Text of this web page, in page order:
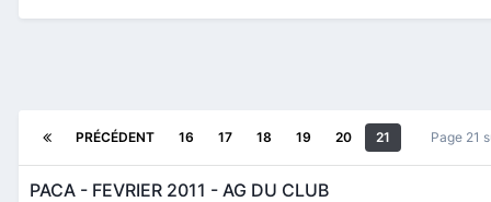
PRÉCÉDENT 16 17 18 19 20 21 Page 21
PACA - FEVRIER 2011 - AG DU CLUB